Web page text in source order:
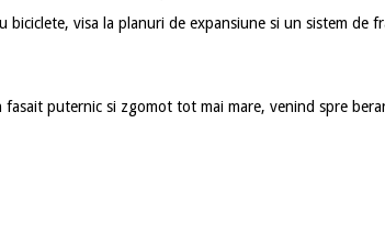
visa la planuri de expansiune si un sistem de
puternic si zgomot tot mai mare, venind spre